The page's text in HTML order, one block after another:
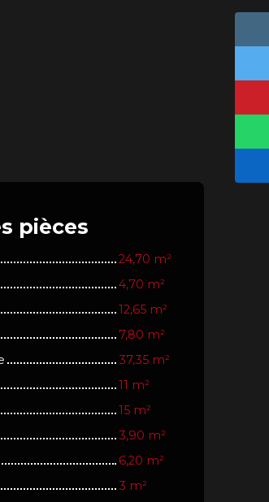
pièces
24,70 m²
4,70 m²
12,65 m²
7,80 m²
37,35 m²
11 m²
15 m²
3,90 m²
6,20 m²
3 m²